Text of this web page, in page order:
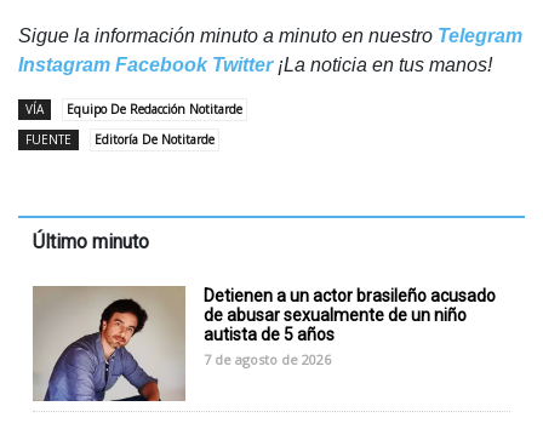
Sigue la información minuto a minuto en nuestro Telegram
Instagram Facebook Twitter¡La noticia en tus manos!
VÍA
Equipo De Redacción Notitarde
FUENTE
Editoría De Notitarde
Último minuto
Detienen a un actor brasileño acusado
de abusar sexualmente de un niño
autista de 5 años
7 de agosto de 2026